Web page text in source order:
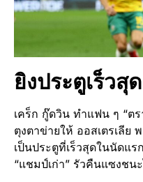
ยิงประตูเร็วสุด
เคร็ก กู๊ดวิน ทำแฟน ๆ “ตร
ตุงตาข่ายให้ ออสเตรเลีย
เป็นประตูที่เร็วสุดในนัดแ
“แชมป์เก่า” รัวคืนแซงชน